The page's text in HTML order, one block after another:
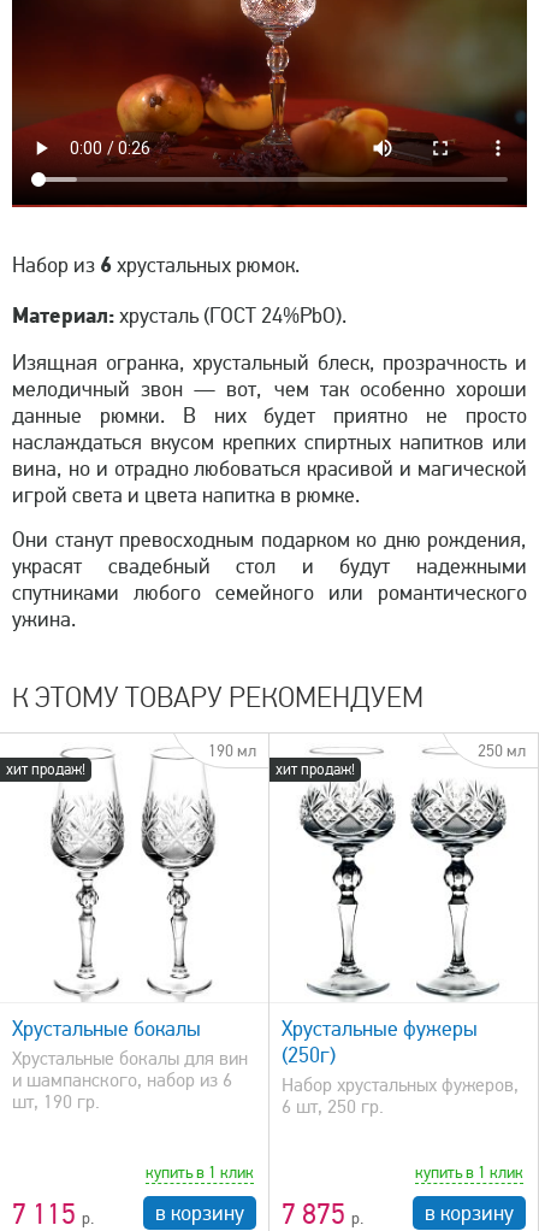
Набор из 6 хрустальных рюмок.
Материал:хрусталь (ГОСТ 24%PbO).
Изящная огранка, хрустальный блеск, прозрачность и
мелодичный звон — вот, чем так особенно хороши
данные рюмки. В них будет приятно не просто
наслаждаться вкусом крепких спиртных напитков или
вина, но и отрадно любоваться красивой и магической
игрой света и цвета напитка в рюмке.
Они станут превосходным подарком ко дню рождения,
украсят свадебный стол и будут надежными
спутниками любого семейного или романтического
ужина.
К ЭТОМУ ТОВАРУ РЕКОМЕНДУЕМ
хит продаж!
190 мл
Хрустальные бокалы
Хрустальные бокалы для вин
и шампанского, набор из 6
шт, 190 гр.
7 115
купить в 1 клик
в корзину
хит продаж!
250 мл
быстрый просмотр
Хрустальные фужеры
(250г)
Набор хрустальных фужеров,
6 шт, 250 гр.
7 875
купить в 1 клик
в корзину